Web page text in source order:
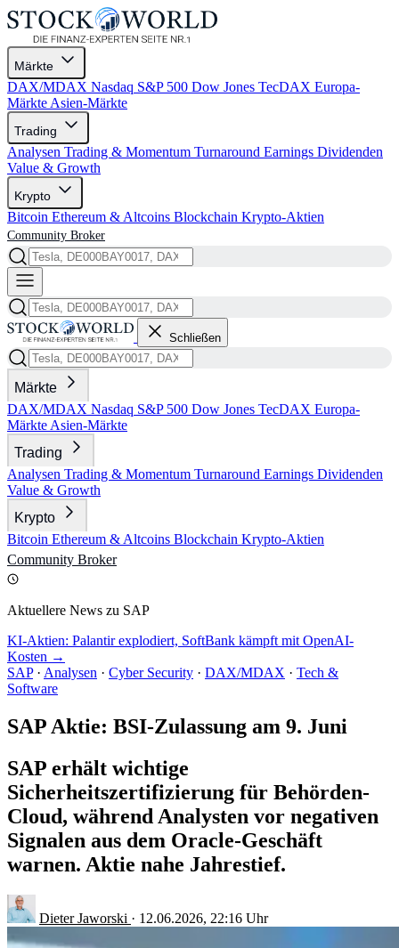
Märkte
DAX/MDAX Nasdaq S&P 500 Dow Jones TecDAX Europa-
Märkte Asien-Märkte
Trading
Analysen Trading & Momentum Turnaround Earnings Dividenden
Value & Growth
Krypto
Bitcoin Ethereum & Altcoins Blockchain Krypto-Aktien
Community Broker
Schließen
Märkte
DAX/MDAX Nasdaq S&P 500 Dow Jones TecDAX Europa-
Märkte Asien-Märkte
Trading
Analysen Trading & Momentum Turnaround Earnings Dividenden
Value & Growth
Krypto
Bitcoin Ethereum & Altcoins Blockchain Krypto-Aktien
Community Broker
Aktuellere News zu SAP
KI-Aktien: Palantir explodiert, SoftBank kämpft mit OpenAI-
Kosten →
SAP · Analysen · Cyber Security · DAX/MDAX · Tech &
Software
SAP Aktie: BSI-Zulassung am 9. Juni
SAP erhält wichtige
Sicherheitszertifizierung für Behörden-
Cloud, während Analysten vor negativen
Signalen aus dem Oracle-Geschäft
warnen. Aktie nahe Jahrestief.
Dieter Jaworski · 12.06.2026, 22:16 Uhr